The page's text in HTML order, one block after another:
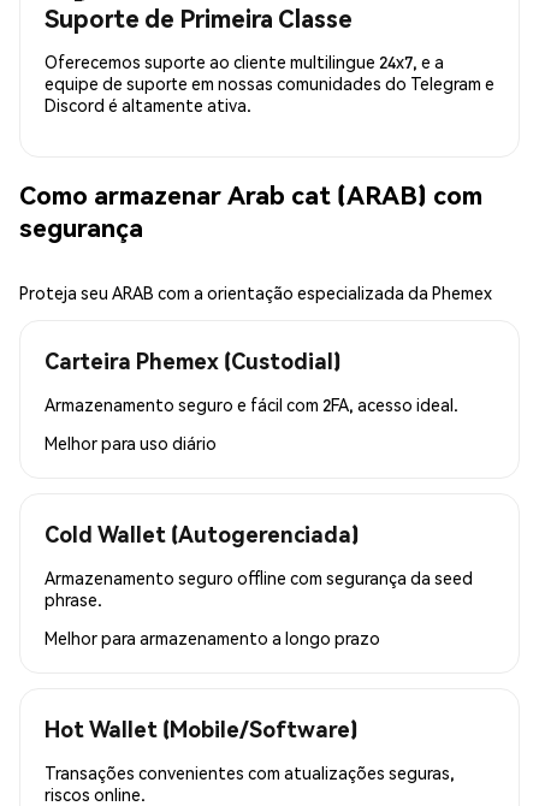
Suporte de Primeira Classe
Oferecemos suporte ao cliente multilingue 24x7, e a
equipe de suporte em nossas comunidades do Telegram e
Discord é altamente ativa.
Como armazenar Arab cat (ARAB) com
segurança
Proteja seu ARAB com a orientação especializada da Phemex
Carteira Phemex (Custodial)
Armazenamento seguro e fácil com 2FA, acesso ideal.
Melhor para uso diário
Cold Wallet (Autogerenciada)
Armazenamento seguro offline com segurança da seed
phrase.
Melhor para armazenamento a longo prazo
Hot Wallet (Mobile/Software)
Transações convenientes com atualizações seguras,
riscos online.